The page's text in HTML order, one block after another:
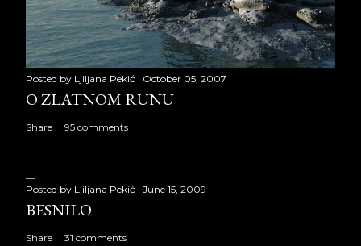
Posted by Ljiljana Pekić October 05, 2007
O ZLATNOM RUNU
Share 95 comments
Posted by Ljiljana Pekić June 15, 2009
BESNILO
Share 31 comments